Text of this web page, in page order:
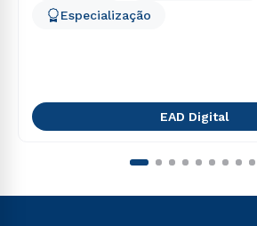
Especialização
EAD Digital